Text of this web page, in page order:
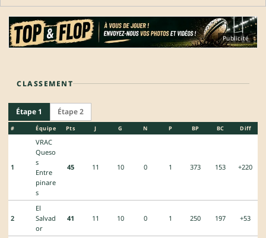
Publicité
CLASSEMENT
Étape 1 Étape 2
# Équipe Pts J G N P BP BC Diff
1
VRAC
Queso
s
Entre
pinare
s
45 11 10 0 1 373 153 +220
2
El
Salvad
or
41 11 10 0 1 250 197 +53